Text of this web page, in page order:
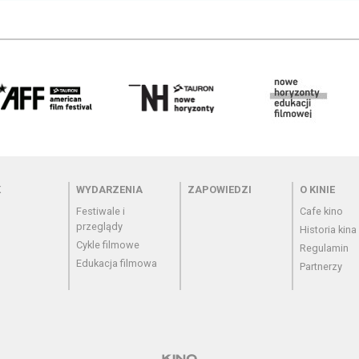
- cennik Menu - wydarzenia
WYDARZENIA
Festiwale i
przeglądy
Cykle filmowe
Edukacja filmowa
Menu - zapowiedzi
ZAPOWIEDZI Menu -
O KINIE
Cafe kino
Historia kina
Regulamin
Partnerzy